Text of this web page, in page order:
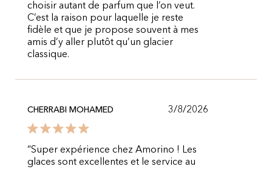
choisir autant de parfum que l’on veut.
C’est la raison pour laquelle je reste
fidèle et que je propose souvent à mes
amis d’y aller plutôt qu’un glacier
classique.
CHERRABI MOHAMED 3/8/2026
“Super expérience chez Amorino ! Les
glaces sont excellentes et le service au